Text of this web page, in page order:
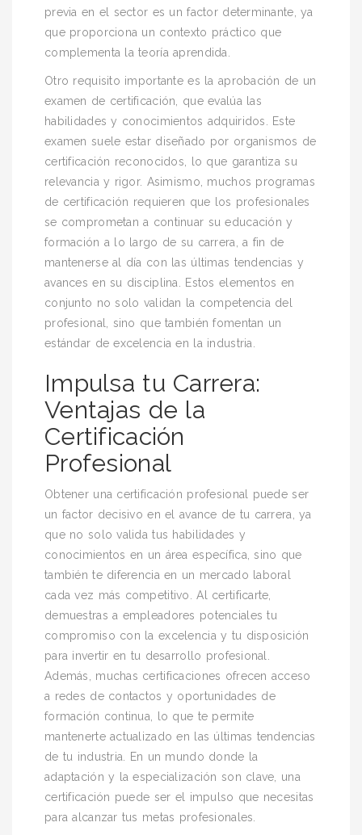
previa en el sector es un factor determinante, ya
que proporciona un contexto práctico que
complementa la teoría aprendida.
Otro requisito importante es la aprobación de un
examen de certificación, que evalúa las
habilidades y conocimientos adquiridos. Este
examen suele estar diseñado por organismos de
certificación reconocidos, lo que garantiza su
relevancia y rigor. Asimismo, muchos programas
de certificación requieren que los profesionales
se comprometan a continuar su educación y
formación a lo largo de su carrera, a fin de
mantenerse al día con las últimas tendencias y
avances en su disciplina. Estos elementos en
conjunto no solo validan la competencia del
profesional, sino que también fomentan un
estándar de excelencia en la industria.
Impulsa tu Carrera:
Ventajas de la
Certificación
Profesional
Obtener una certificación profesional puede ser
un factor decisivo en el avance de tu carrera, ya
que no solo valida tus habilidades y
conocimientos en un área específica, sino que
también te diferencia en un mercado laboral
cada vez más competitivo. Al certificarte,
demuestras a empleadores potenciales tu
compromiso con la excelencia y tu disposición
para invertir en tu desarrollo profesional.
Además, muchas certificaciones ofrecen acceso
a redes de contactos y oportunidades de
formación continua, lo que te permite
mantenerte actualizado en las últimas tendencias
de tu industria. En un mundo donde la
adaptación y la especialización son clave, una
certificación puede ser el impulso que necesitas
para alcanzar tus metas profesionales.